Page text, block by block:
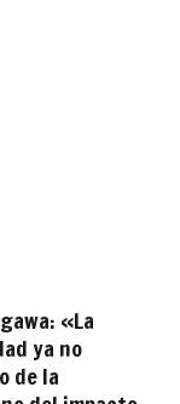
«La
ya no
de la